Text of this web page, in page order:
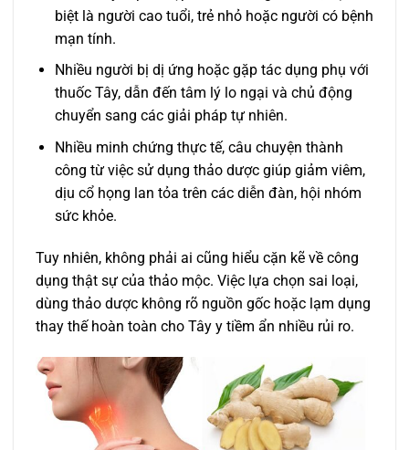
biệt là người cao tuổi, trẻ nhỏ hoặc người có bệnh
mạn tính.
Nhiều người bị dị ứng hoặc gặp tác dụng phụ với
thuốc Tây, dẫn đến tâm lý lo ngại và chủ động
chuyển sang các giải pháp tự nhiên.
Nhiều minh chứng thực tế, câu chuyện thành
công từ việc sử dụng thảo dược giúp giảm viêm,
dịu cổ họng lan tỏa trên các diễn đàn, hội nhóm
sức khỏe.
Tuy nhiên, không phải ai cũng hiểu cặn kẽ về công
dụng thật sự của thảo mộc. Việc lựa chọn sai loại,
dùng thảo dược không rõ nguồn gốc hoặc lạm dụng
thay thế hoàn toàn cho Tây y tiềm ẩn nhiều rủi ro.